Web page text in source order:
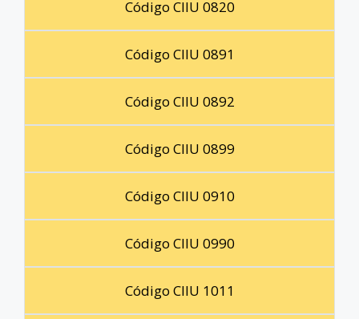
Código CIIU 0820
Código CIIU 0891
Código CIIU 0892
Código CIIU 0899
Código CIIU 0910
Código CIIU 0990
Código CIIU 1011